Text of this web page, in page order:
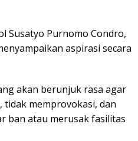
Susatyo Purnomo Condro,
aspirasi secara
akan berunjuk rasa agar
memprovokasi, dan
ban atau merusak fasilitas